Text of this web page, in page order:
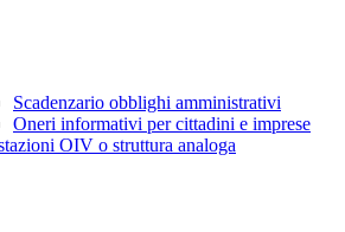
Scadenzario obblighi amministrativi
Oneri informativi per cittadini e imprese
OIV o struttura analoga